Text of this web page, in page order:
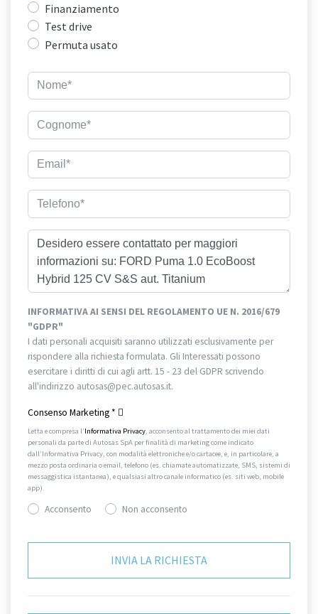
Finanziamento
Test drive
Permuta usato
INFORMATIVA AI SENSI DEL REGOLAMENTO UE N. 2016/679
"GDPR"
I dati personali acquisiti saranno utilizzati esclusivamente per
rispondere alla richiesta formulata. Gli Interessati possono
esercitare i diritti di cui agli artt. 15 - 23 del GDPR scrivendo
all'indirizzo autosas@pec.autosas.it.
Consenso Marketing *
Letta e compresa l’Informativa Privacy, acconsento al trattamento dei miei dati
personali da parte di Autosas SpA per finalità di marketing come indicato
dall’Informativa Privacy, con modalità elettroniche e/o cartacee, e, in particolare, a
mezzo posta ordinaria o email, telefono (es. chiamate automatizzate, SMS, sistemi di
messaggistica istantanea), e qualsiasi altro canale informatico (es. siti web, mobile
app).
Acconsento Non acconsento